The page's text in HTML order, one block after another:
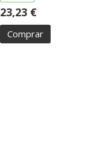
23,23 €
Comprar